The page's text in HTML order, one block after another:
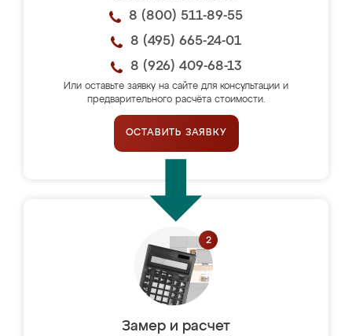
8 (800) 511-89-55
8 (495) 665-24-01
8 (926) 409-68-13
Или оставьте заявку на сайте для консультации и
предварительного расчёта стоимости.
ОСТАВИТЬ ЗАЯВКУ
Замер и расчет